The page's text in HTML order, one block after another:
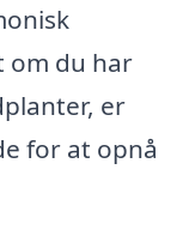
om du har
er
for at opnå